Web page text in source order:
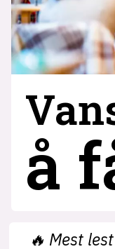
å
🔥 Mest